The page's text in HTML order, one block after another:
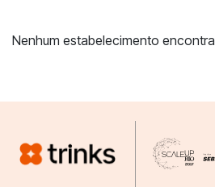
Nenhum estabelecimento